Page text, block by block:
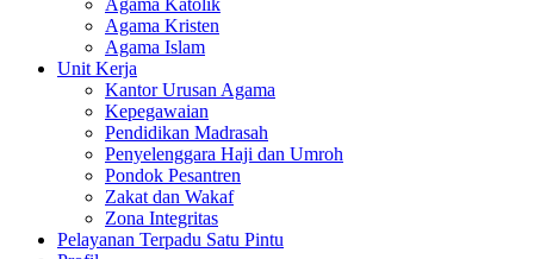
Agama Katolik
Agama Kristen
Agama Islam
Unit Kerja
Kantor Urusan Agama
Kepegawaian
Pendidikan Madrasah
Penyelenggara Haji dan Umroh
Pondok Pesantren
Zakat dan Wakaf
Zona Integritas
Pelayanan Terpadu Satu Pintu